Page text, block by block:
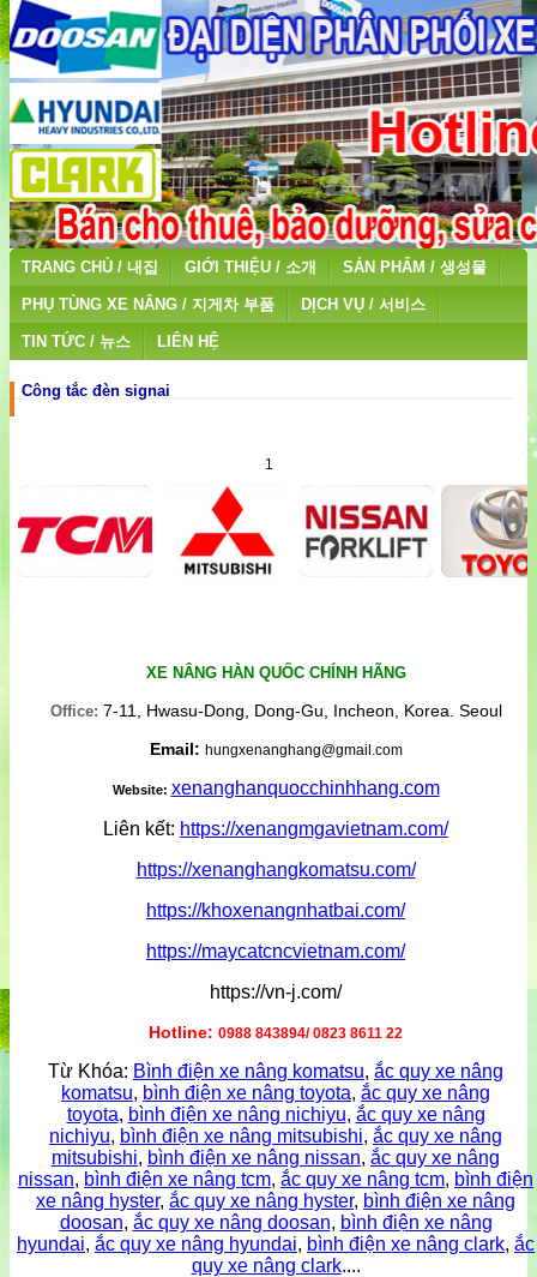
TRANG CHỦ / 내집 GIỚI THIỆU / 소개 SẢN PHẨM / 생성물
PHỤ TÙNG XE NÂNG / 지게차 부품 DỊCH VỤ / 서비스
TIN TỨC / 뉴스 LIÊN HỆ
Công tắc đèn signai
1
XE NÂNG HÀN QUỐC CHÍNH HÃNG
Office: 7-11, Hwasu-Dong, Dong-Gu, Incheon, Korea. Seoul
Email: hungxenanghang@gmail.com
Website: xenanghanquocchinhhang.com
Liên kết: https://xenangmgavietnam.com/
https://xenanghangkomatsu.com/
https://khoxenangnhatbai.com/
https://maycatcncvietnam.com/
https://vn-j.com/
Hotline: 0988 843894/ 0823 8611 22
Từ Khóa: Bình điện xe nâng komatsu, ắc quy xe nâng
komatsu, bình điện xe nâng toyota, ắc quy xe nâng
toyota, bình điện xe nâng nichiyu, ắc quy xe nâng
nichiyu, bình điện xe nâng mitsubishi, ắc quy xe nâng
mitsubishi, bình điện xe nâng nissan, ắc quy xe nâng
nissan, bình điện xe nâng tcm, ắc quy xe nâng tcm, bình điện
xe nâng hyster, ắc quy xe nâng hyster, bình điện xe nâng
doosan, ắc quy xe nâng doosan, bình điện xe nâng
hyundai, ắc quy xe nâng hyundai, bình điện xe nâng clark, ắc
quy xe nâng clark....